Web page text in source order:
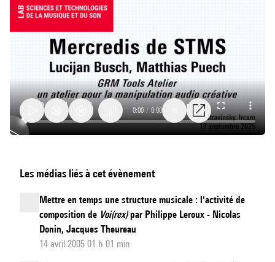
Tools
Atelier :
atelier
0:00 / 0:00
Les médias liés à cet évènement
Mettre en temps une structure musicale : l'activité de
composition de Voi(rex)par Philippe Leroux - Nicolas
Donin, Jacques Theureau
14 avril 2005 01 h 01 min